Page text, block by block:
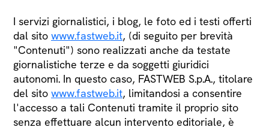
I servizi giornalistici, i blog, le foto ed i testi offerti
dal sito www.fastweb.it, (di seguito per brevità
"Contenuti") sono realizzati anche da testate
giornalistiche terze e da soggetti giuridici
autonomi. In questo caso, FASTWEB S.p.A., titolare
del sito www.fastweb.it, limitandosi a consentire
l'accesso a tali Contenuti tramite il proprio sito
senza effettuare alcun intervento editoriale, è